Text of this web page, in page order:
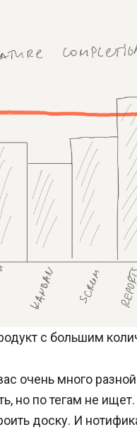
с большим
очень много
но по тегам не
доску. И